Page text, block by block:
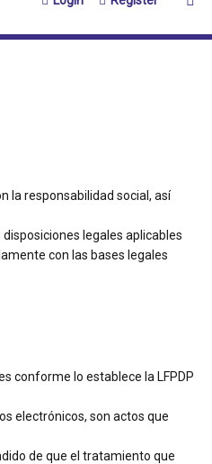
la responsabilidad social, así
legales aplicables
con las bases legales
conforme lo establece la LFPDP
electrónicos, son actos que
de que el tratamiento que